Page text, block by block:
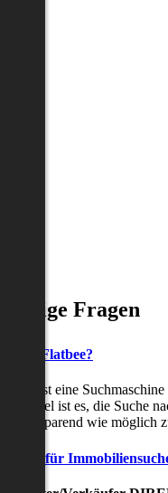
Fragen
ist Flatbee?
ist eine
Ziel ist es, die Suche
zeitsparend wie möglich
für